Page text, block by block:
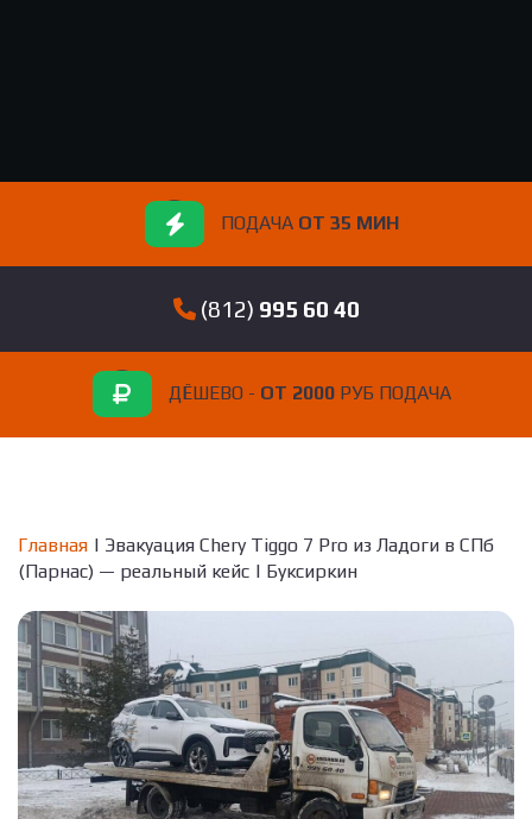
ПОДАЧА ОТ 35 МИН
(812) 995 60 40
ДЁШЕВО - ОТ 2000РУБ ПОДАЧА
Главная | Эвакуация Chery Tiggo 7 Pro из Ладоги в СПб
(Парнас) — реальный кейс | Буксиркин